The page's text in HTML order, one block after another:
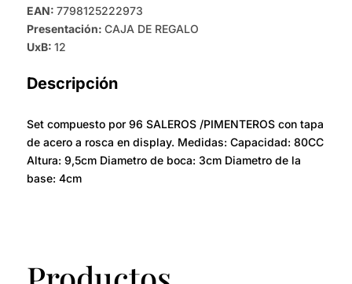
EAN: 7798125222973
Presentación: CAJA DE REGALO
UxB: 12
Descripción
Set compuesto por 96 SALEROS /PIMENTEROS con tapa
de acero a rosca en display. Medidas: Capacidad: 80CC
Altura: 9,5cm Diametro de boca: 3cm Diametro de la
base: 4cm